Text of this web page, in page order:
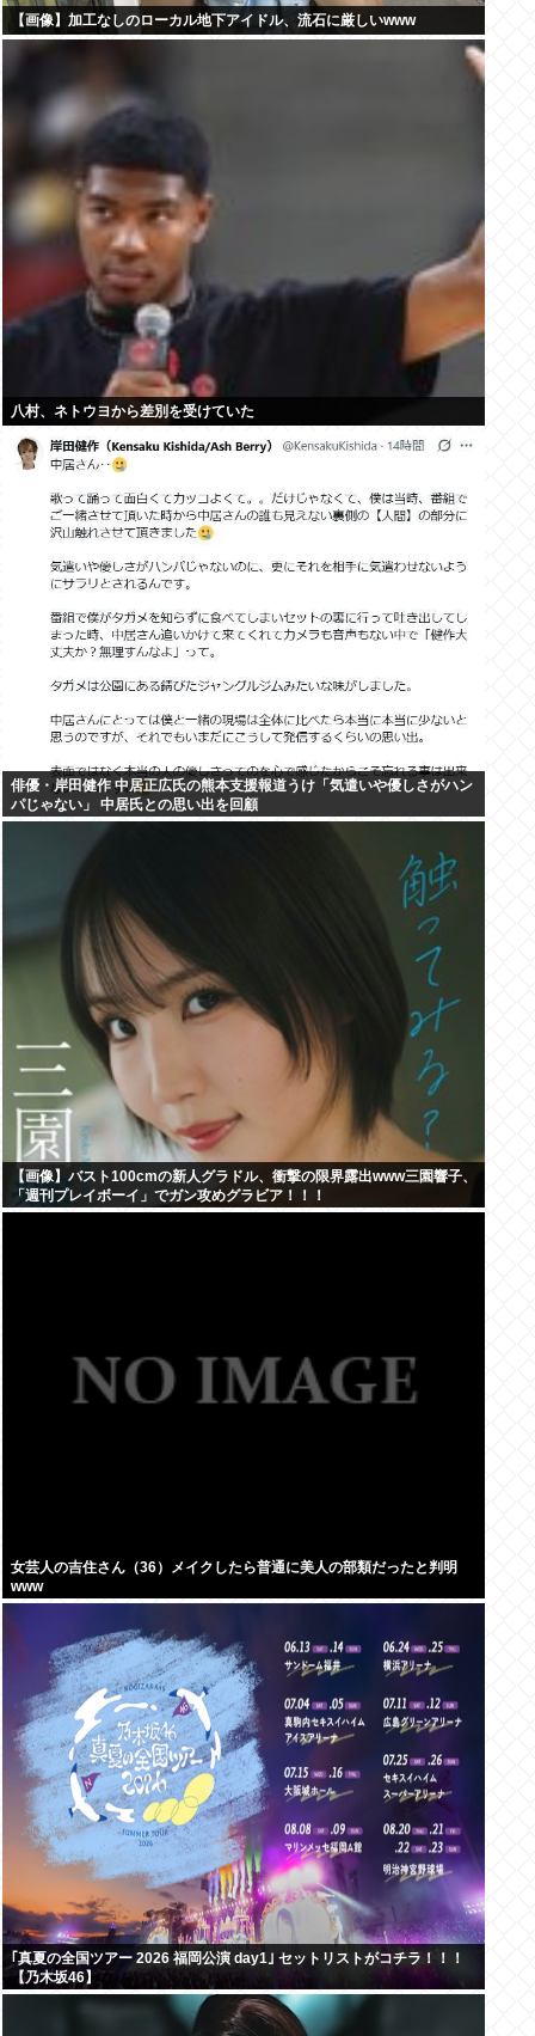
【画像】加工なしのローカル地下アイドル、流石に厳しいwww
八村、ネトウヨから差別を受けていた
俳優・岸田健作 中居正広氏の熊本支援報道うけ「気遣いや優しさがハン
パじゃない」 中居氏との思い出を回顧
【画像】バスト100cmの新人グラドル、衝撃の限界露出www三園響子、
「週刊プレイボーイ」でガン攻めグラビア！！！
女芸人の吉住さん（36）メイクしたら普通に美人の部類だったと判明
www
｢真夏の全国ツアー 2026 福岡公演 day1｣ セットリストがコチラ！！！
【乃木坂46】